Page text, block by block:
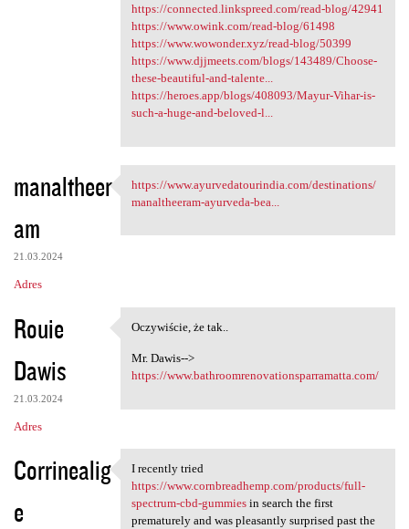
https://connected.linkspreed.com/read-blog/42941
https://www.owink.com/read-blog/61498
https://www.wowonder.xyz/read-blog/50399
https://www.djjmeets.com/blogs/143489/Choose-
these-beautiful-and-talente...
https://heroes.app/blogs/408093/Mayur-Vihar-is-
such-a-huge-and-beloved-l...
manaltheer
am
21.03.2024
Adres
https://www.ayurvedatourindia
https://www.ayurvedatourindia.com/destinations/
manaltheeram-ayurveda-bea...
Rouie
Dawis
21.03.2024
Adres
Oczywiście, że tak..
Oczywiście, że tak..
Mr. Dawis-->
https://www.bathroomrenovationsparramatta.com/
Corrinealig
e
I recently tried https://www
I recently tried
https://www.cornbreadhemp.com/products/full-
spectrum-cbd-gummiesin search the first
prematurely and was pleasantly surprised past the